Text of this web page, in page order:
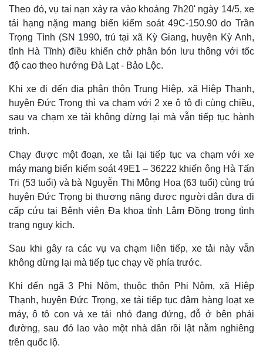
Theo đó, vụ tai nạn xảy ra vào khoảng 7h20' ngày 14/5, xe
tải hạng nặng mang biển kiểm soát 49C-150.90 do Trần
Trọng Tình (SN 1990, trú tại xã Kỳ Giang, huyện Kỳ Anh,
tỉnh Hà Tĩnh) điều khiển chở phân bón lưu thông với tốc
độ cao theo hướng Đà Lạt - Bảo Lộc.
Khi xe đi đến địa phận thôn Trung Hiệp, xã Hiệp Thạnh,
huyện Đức Trọng thì va chạm với 2 xe ô tô đi cùng chiều,
sau va chạm xe tải không dừng lại mà vẫn tiếp tục hành
trình.
Chạy được một đoạn, xe tải lại tiếp tục va chạm với xe
máy mang biển kiểm soát 49E1 – 36222 khiến ông Hà Tấn
Tri (53 tuổi) và bà Nguyễn Thị Mộng Hoa (63 tuổi) cùng trú
huyện Đức Trọng bị thương nặng được người dân đưa đi
cấp cứu tại Bệnh viện Đa khoa tỉnh Lâm Đồng trong tình
trạng nguy kịch.
Sau khi gây ra các vụ va chạm liên tiếp, xe tải này vẫn
không dừng lại mà tiếp tục chạy về phía trước.
Khi đến ngã 3 Phi Nôm, thuộc thôn Phi Nôm, xã Hiệp
Thạnh, huyện Đức Trọng, xe tải tiếp tục đâm hàng loạt xe
máy, ô tô con và xe tải nhỏ đang đứng, đỗ ở bên phải
đường, sau đó lao vào một nhà dân rồi lật nằm nghiêng
trên quốc lộ.